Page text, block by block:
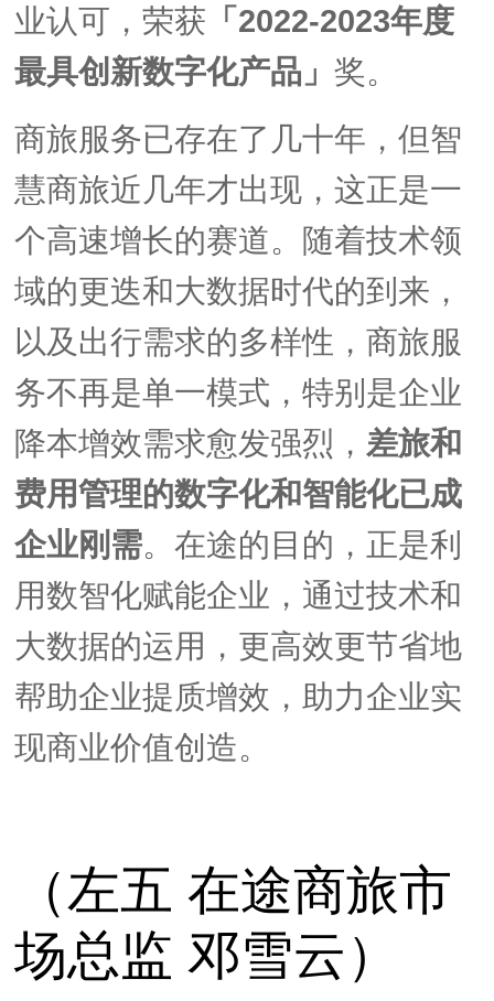
业认可，荣获 「2022-2023年度
最具创新数字化产品」奖。
商旅服务已存在了几十年，但智
慧商旅近几年才出现，这正是一
个高速增长的赛道。
随着技术领
域的更迭和大数据时代的到来，
以及出行需求的多样性，商旅服
务不再是单一模式，特别是企业
降本增效需求愈发强烈， 差旅和
费用管理的数字化和智能化已成
企业刚需。在途的目的，正是利
用数智化赋能企业，通过技术和
大数据的运用，更高效更节省地
帮助企业提质增效，助力企业实
现商业价值创造。
（左五 在途商旅市
场总监 邓雪云）